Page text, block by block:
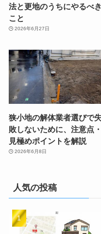
法と更地のうちにやるべき
こと
2026年6月27日
狭小地の解体業者選びで
敗しないために、注意点・
見極めポイントを解説
2026年6月8日
人気の投稿